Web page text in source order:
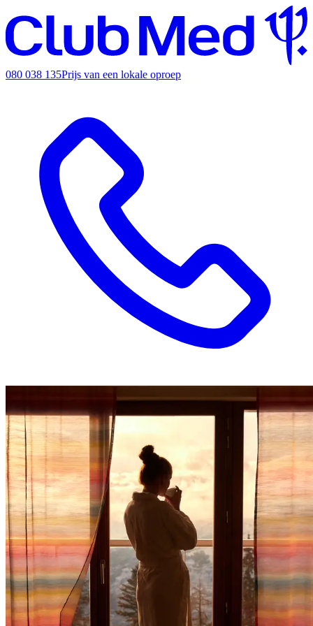
080 038 135Prijs van een lokale oproep